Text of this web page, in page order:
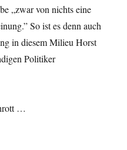
„zwar von nichts eine
So ist es denn auch
in diesem Milieu Horst
Politiker
…